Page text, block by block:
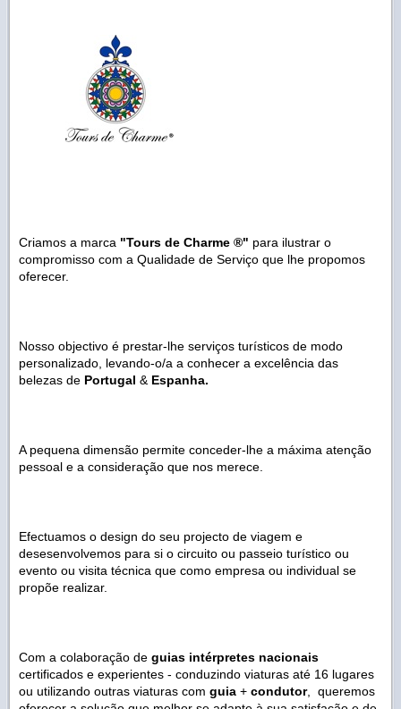
Criamos a marca "Tours de Charme ®" para ilustrar o
compromisso com a Qualidade de Serviço que lhe propomos
oferecer.
Nosso objectivo é prestar-lhe serviços turísticos de modo
personalizado, levando-o/a a conhecer a excelência das
belezas de Portugal &Espanha.
A pequena dimensão permite conceder-lhe a máxima atenção
pessoal e a consideração que nos merece.
Efectuamos o design do seu projecto de viagem e
desesenvolvemos para si o circuito ou passeio turístico ou
evento ou visita técnica que como empresa ou individual se
propõe realizar.
Com a colaboração de guias intérpretes nacionais
certificados e experientes - conduzindo viaturas até 16 lugares
ou utilizando outras viaturas com guia + condutor, queremos